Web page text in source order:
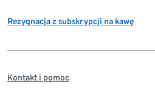
Rezygnacja z subskrypcji na kawę
Kontakt i pomoc